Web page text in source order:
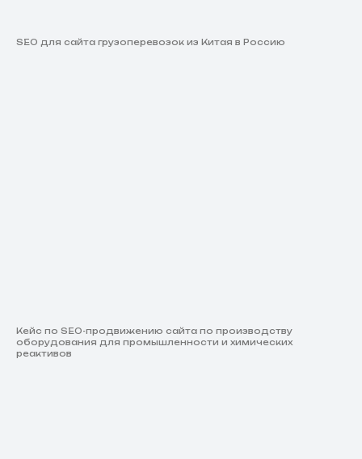
SEO для сайта грузоперевозок из Китая в Россию
Кейс по SEO-продвижению сайта по производству
оборудования для промышленности и химических
реактивов